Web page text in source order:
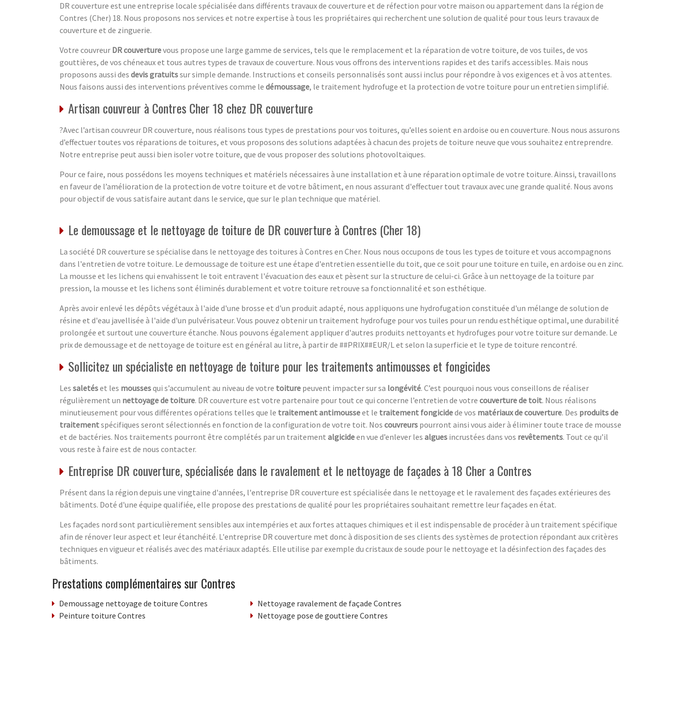
DR couverture est une entreprise locale spécialisée dans différents travaux de couverture et de réfection pour votre maison ou appartement dans la région de
Contres (Cher) 18. Nous proposons nos services et notre expertise à tous les propriétaires qui recherchent une solution de qualité pour tous leurs travaux de
couverture et de zinguerie.
Votre couvreur DR couverturevous propose une large gamme de services, tels que le remplacement et la réparation de votre toiture, de vos tuiles, de vos
gouttières, de vos chéneaux et tous autres types de travaux de couverture. Nous vous offrons des interventions rapides et des tarifs accessibles. Mais nous
proposons aussi des devis gratuitssur simple demande. Instructions et conseils personnalisés sont aussi inclus pour répondre à vos exigences et à vos attentes.
Nous faisons aussi des interventions préventives comme le démoussage, le traitement hydrofuge et la protection de votre toiture pour un entretien simplifié.
Artisan couvreur à Contres Cher 18 chez DR couverture
?Avec l’artisan couvreur DR couverture, nous réalisons tous types de prestations pour vos toitures, qu’elles soient en ardoise ou en couverture. Nous nous assurons
d’effectuer toutes vos réparations de toitures, et vous proposons des solutions adaptées à chacun des projets de toiture neuve que vous souhaitez entreprendre.
Notre entreprise peut aussi bien isoler votre toiture, que de vous proposer des solutions photovoltaïques.
Pour ce faire, nous possédons les moyens techniques et matériels nécessaires à une installation et à une réparation optimale de votre toiture. Ainssi, travaillons
en faveur de l’amélioration de la protection de votre toiture et de votre bâtiment, en nous assurant d'effectuer tout travaux avec une grande qualité. Nous avons
pour objectif de vous satisfaire autant dans le service, que sur le plan technique que matériel.
Le demoussage et le nettoyage de toiture de DR couverture à Contres (Cher 18)
La société DR couverture se spécialise dans le nettoyage des toitures à Contres en Cher. Nous nous occupons de tous les types de toiture et vous accompagnons
dans l'entretien de votre toiture. Le demoussage de toiture est une étape d'entretien essentielle du toit, que ce soit pour une toiture en tuile, en ardoise ou en zinc.
La mousse et les lichens qui envahissent le toit entravent l'évacuation des eaux et pèsent sur la structure de celui-ci. Grâce à un nettoyage de la toiture par
pression, la mousse et les lichens sont éliminés durablement et votre toiture retrouve sa fonctionnalité et son esthétique.
Après avoir enlevé les dépôts végétaux à l'aide d'une brosse et d'un produit adapté, nous appliquons une hydrofugation constituée d'un mélange de solution de
résine et d'eau javellisée à l'aide d'un pulvérisateur. Vous pouvez obtenir un traitement hydrofuge pour vos tuiles pour un rendu esthétique optimal, une durabilité
prolongée et surtout une couverture étanche. Nous pouvons également appliquer d'autres produits nettoyants et hydrofuges pour votre toiture sur demande. Le
prix de demoussage et de nettoyage de toiture est en général au litre, à partir de ##PRIX##EUR/L et selon la superficie et le type de toiture rencontré.
Sollicitez un spécialiste en nettoyage de toiture pour les traitements antimousses et fongicides
Les saletéset les moussesqui s’accumulent au niveau de votre toiture peuvent impacter sur sa longévité. C’est pourquoi nous vous conseillons de réaliser
régulièrement un nettoyage de toiture. DR couverture est votre partenaire pour tout ce qui concerne l’entretien de votre couverture de toit. Nous réalisons
minutieusement pour vous différentes opérations telles que le traitement antimousseet le traitement fongicidede vos matériaux de couverture. Des produits de
traitementspécifiques seront sélectionnés en fonction de la configuration de votre toit. Nos couvreurs pourront ainsi vous aider à éliminer toute trace de mousse
et de bactéries. Nos traitements pourront être complétés par un traitement algicideen vue d’enlever les algues incrustées dans vos revêtements. Tout ce qu’il
vous reste à faire est de nous contacter.
Entreprise DR couverture, spécialisée dans le ravalement et le nettoyage de façades à 18 Cher a Contres
Présent dans la région depuis une vingtaine d'années, l'entreprise DR couverture est spécialisée dans le nettoyage et le ravalement des façades extérieures des
bâtiments. Doté d'une équipe qualifiée, elle propose des prestations de qualité pour les propriétaires souhaitant remettre leur façades en état.
Les façades nord sont particulièrement sensibles aux intempéries et aux fortes attaques chimiques et il est indispensable de procéder à un traitement spécifique
afin de rénover leur aspect et leur étanchéité. L'entreprise DR couverture met donc à disposition de ses clients des systèmes de protection répondant aux critères
techniques en vigueur et réalisés avec des matériaux adaptés. Elle utilise par exemple du cristaux de soude pour le nettoyage et la désinfection des façades des
bâtiments.
Prestations complémentaires sur Contres
Demoussage nettoyage de toiture Contres
Peinture toiture Contres
Nettoyage ravalement de façade Contres
Nettoyage pose de gouttiere Contres